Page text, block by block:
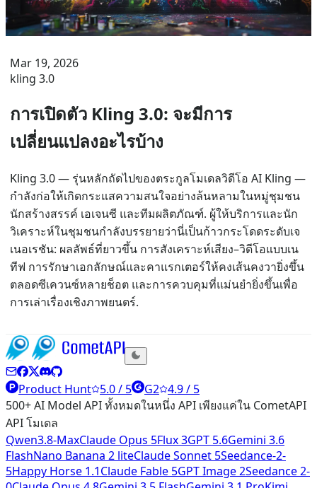
Mar 19, 2026
kling 3.0
การเปิดตัว Kling 3.0: จะมีการ
เปลี่ยนแปลงอะไรบ้าง
Kling 3.0 — รุ่นหลักถัดไปของตระกูลโมเดลวิดีโอ AI Kling —
กำลังก่อให้เกิดกระแสความสนใจอย่างล้นหลามในหมู่ชุมชน
นักสร้างสรรค์ เอเจนซี และทีมผลิตภัณฑ์. ผู้ให้บริการและนัก
วิเคราะห์ในชุมชนกำลังบรรยายว่านี่เป็นก้าวกระโดดระดับเจ
เนอเรชัน: ผลลัพธ์ที่ยาวขึ้น การสังเคราะห์เสียง–วิดีโอแบบเน
ทีฟ การรักษาเอกลักษณ์และคาแรกเตอร์ให้คงเส้นคงวายิ่งขึ้น
ตลอดซีเควนซ์หลายช็อต และการควบคุมที่แม่นยำยิ่งขึ้นเพื่อ
การเล่าเรื่องเชิงภาพยนตร์.
Product Hunt 5.0 / 5 G2 4.9 / 5
500+ AI Model API ทั้งหมดในหนึ่ง API เพียงแค่ใน CometAPI
API โมเดล
Qwen3.8-MaxClaude Opus 5Flux 3GPT 5.6Gemini 3.6
FlashNano Banana 2 liteClaude Sonnet 5Seedance-2-
5Happy Horse 1.1Claude Fable 5GPT Image 2Seedance 2-